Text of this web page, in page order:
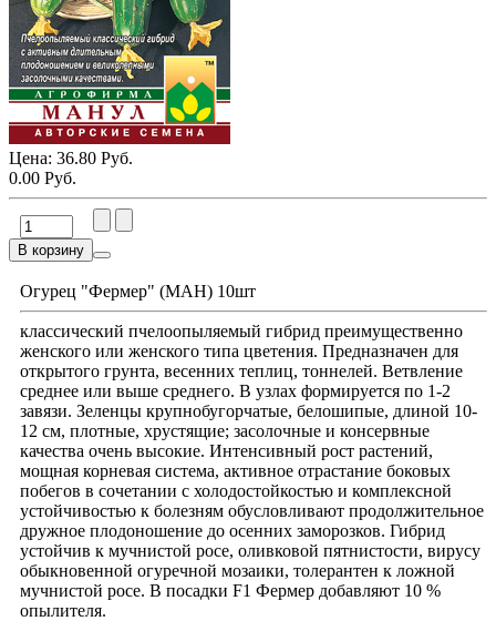
Цена: 36.80 Руб.
0.00 Руб.
В корзину
Огурец "Фермер" (МАН) 10шт
классический пчелоопыляемый гибрид преимущественно
женского или женского типа цветения. Предназначен для
открытого грунта, весенних теплиц, тоннелей. Ветвление
среднее или выше среднего. В узлах формируется по 1-2
завязи. Зеленцы крупнобугорчатые, белошипые, длиной 10-
12 см, плотные, хрустящие; засолочные и консервные
качества очень высокие. Интенсивный рост растений,
мощная корневая система, активное отрастание боковых
побегов в сочетании с холодостойкостью и комплексной
устойчивостью к болезням обусловливают продолжительное
дружное плодоношение до осенних заморозков. Гибрид
устойчив к мучнистой росе, оливковой пятнистости, вирусу
обыкновенной огуречной мозаики, толерантен к ложной
мучнистой росе. В посадки F1 Фермер добавляют 10 %
опылителя.